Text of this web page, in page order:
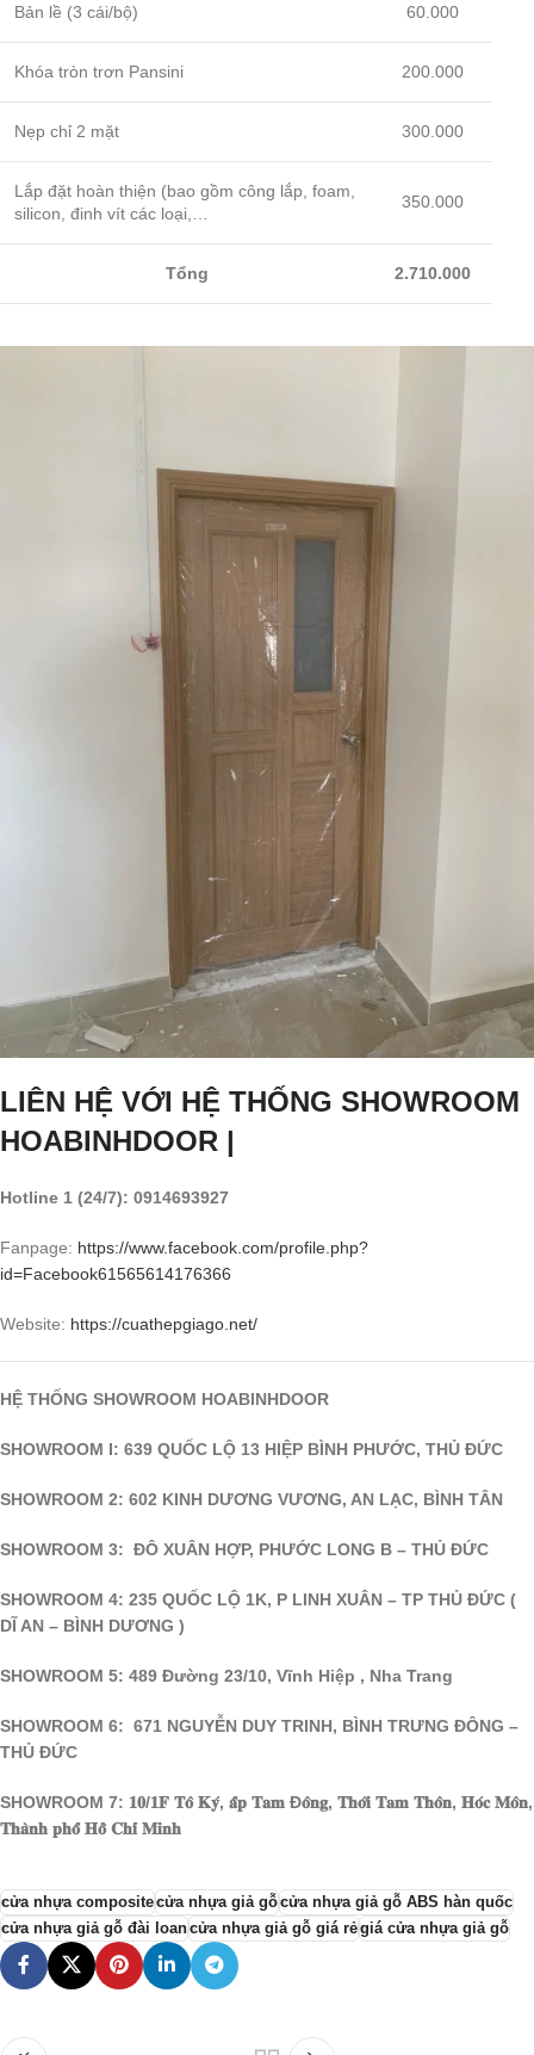
Bản lề (3 cái/bộ) 60.000
Khóa tròn trơn Pansini 200.000
Nẹp chỉ 2 mặt 300.000
Lắp đặt hoàn thiện (bao gồm công lắp, foam,
silicon, đinh vít các loại,…
350.000
Tổng 2.710.000
LIÊN HỆ VỚI HỆ THỐNG SHOWROOM
HOABINHDOOR |
Hotline 1 (24/7): 0914693927
Fanpage: https://www.facebook.com/profile.php?
id=Facebook61565614176366
Website: https://cuathepgiago.net/
HỆ THỐNG SHOWROOM HOABINHDOOR
SHOWROOM I: 639 QUỐC LỘ 13 HIỆP BÌNH PHƯỚC, THỦ ĐỨC
SHOWROOM 2: 602 KINH DƯƠNG VƯƠNG, AN LẠC, BÌNH TÂN
SHOWROOM 3: ĐÔ XUÂN HỢP, PHƯỚC LONG B – THỦ ĐỨC
SHOWROOM 4: 235 QUỐC LỘ 1K, P LINH XUÂN – TP THỦ ĐỨC (
DĨ AN – BÌNH DƯƠNG )
SHOWROOM 5: 489 Đường 23/10, Vĩnh Hiệp , Nha Trang
SHOWROOM 6: 671 NGUYỄN DUY TRINH, BÌNH TRƯNG ĐÔNG –
THỦ ĐỨC
SHOWROOM 7: 𝟏𝟎/𝟏𝐅 𝐓𝐨̂ 𝐊𝐲́, 𝐚̂́𝐩 𝐓𝐚𝐦 Đ𝐨̂𝐧𝐠, 𝐓𝐡𝐨̛́𝐢 𝐓𝐚𝐦 𝐓𝐡𝐨̂𝐧, 𝐇𝐨́𝐜 𝐌𝐨̂𝐧,
𝐓𝐡𝐚̀𝐧𝐡 𝐩𝐡𝐨̂́ 𝐇𝐨̂̀ 𝐂𝐡𝐢́ 𝐌𝐢𝐧𝐡
cửa nhựa compositecửa nhựa giả gỗcửa nhựa giả gỗ ABS hàn quốc
cửa nhựa giả gỗ đài loancửa nhựa giả gỗ giá rẻgiá cửa nhựa giả gỗ